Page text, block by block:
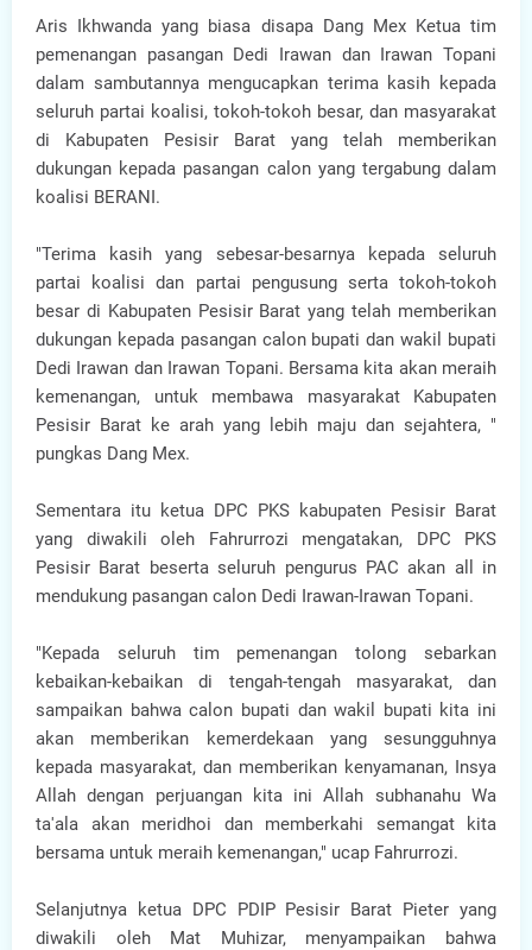
Aris Ikhwanda yang biasa disapa Dang Mex Ketua tim
pemenangan pasangan Dedi Irawan dan Irawan Topani
dalam sambutannya mengucapkan terima kasih kepada
seluruh partai koalisi, tokoh-tokoh besar, dan masyarakat
di Kabupaten Pesisir Barat yang telah memberikan
dukungan kepada pasangan calon yang tergabung dalam
koalisi BERANI.
"Terima kasih yang sebesar-besarnya kepada seluruh
partai koalisi dan partai pengusung serta tokoh-tokoh
besar di Kabupaten Pesisir Barat yang telah memberikan
dukungan kepada pasangan calon bupati dan wakil bupati
Dedi Irawan dan Irawan Topani. Bersama kita akan meraih
kemenangan, untuk membawa masyarakat Kabupaten
Pesisir Barat ke arah yang lebih maju dan sejahtera, "
pungkas Dang Mex.
Sementara itu ketua DPC PKS kabupaten Pesisir Barat
yang diwakili oleh Fahrurrozi mengatakan, DPC PKS
Pesisir Barat beserta seluruh pengurus PAC akan all in
mendukung pasangan calon Dedi Irawan-Irawan Topani.
"Kepada seluruh tim pemenangan tolong sebarkan
kebaikan-kebaikan di tengah-tengah masyarakat, dan
sampaikan bahwa calon bupati dan wakil bupati kita ini
akan memberikan kemerdekaan yang sesungguhnya
kepada masyarakat, dan memberikan kenyamanan, Insya
Allah dengan perjuangan kita ini Allah subhanahu Wa
ta'ala akan meridhoi dan memberkahi semangat kita
bersama untuk meraih kemenangan," ucap Fahrurrozi.
Selanjutnya ketua DPC PDIP Pesisir Barat Pieter yang
diwakili oleh Mat Muhizar, menyampaikan bahwa